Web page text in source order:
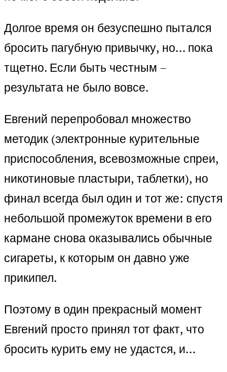
Долгое время он безуспешно пытался
бросить пагубную привычку, но… пока
тщетно. Если быть честным –
результата не было вовсе.
Евгений перепробовал множество
методик (электронные курительные
приспособления, всевозможные спреи,
никотиновые пластыри, таблетки), но
финал всегда был один и тот же: спустя
небольшой промежуток времени в его
кармане снова оказывались обычные
сигареты, к которым он давно уже
прикипел.
Поэтому в один прекрасный момент
Евгений просто принял тот факт, что
бросить курить ему не удастся, и…